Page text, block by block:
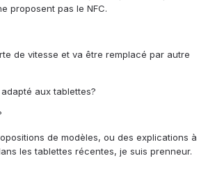
proposent pas le NFC.
de vitesse et va être remplacé par autre
aux tablettes?
de modèles, ou des explications à
les tablettes récentes, je suis prenneur.